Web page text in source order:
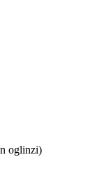
oglinzi)